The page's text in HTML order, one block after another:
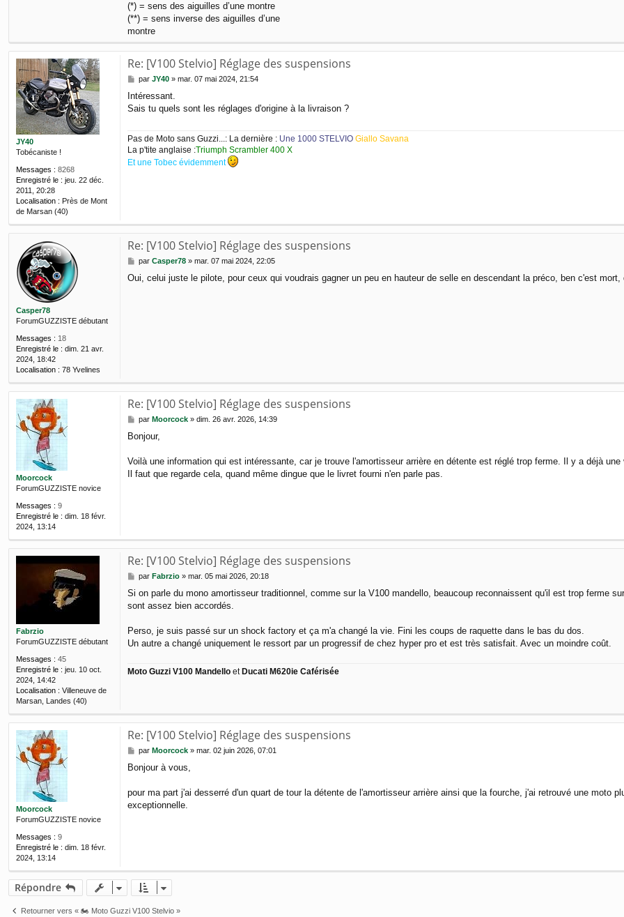
(*) = sens des aiguilles d’une montre
(**) = sens inverse des aiguilles d’une
montre
JY40
Tobécaniste !
Messages : 8268
Enregistré le : jeu. 22 déc.
2011, 20:28
Localisation : Près de Mont
de Marsan (40)
Re: [V100 Stelvio] Réglage des suspensions
M
s
s
e
par JY40» mar. 07 mai 2024, 21:54
Intéressant.
Sais tu quels sont les réglages d'origine à la livraison ?
Pas de Moto sans Guzzi...: La dernière : Une 1000 STELVIO Giallo Savana
La p'tite anglaise :Triumph Scrambler 400 X
Et une Tobec évidemment
Casper78
ForumGUZZISTE débutant
Messages : 18
Enregistré le : dim. 21 avr.
2024, 18:42
Localisation : 78 Yvelines
Re: [V100 Stelvio] Réglage des suspensions
M
s
par Casper78» mar. 07 mai 2024, 22:05
Oui, celui juste le pilote, pour ceux qui voudrais gagner un peu en hauteur de selle en descendant la préco, ben c'est
Moorcock
ForumGUZZISTE novice
Messages : 9
Enregistré le : dim. 18 févr.
2024, 13:14
Re: [V100 Stelvio] Réglage des suspensions
M
s
a
g
par Moorcock» dim. 26 avr. 2026, 14:39
Bonjour,
Voilà une information qui est intéressante, car je trouve l'amortisseur arrière en détente est réglé trop ferme. Il y a déjà
Il faut que regarde cela, quand même dingue que le livret fourni n'en parle pas.
Fabrzio
ForumGUZZISTE débutant
Messages : 45
Enregistré le : jeu. 10 oct.
2024, 14:42
Localisation : Villeneuve de
Marsan, Landes (40)
Re: [V100 Stelvio] Réglage des suspensions
M
s
s
g
par Fabrzio» mar. 05 mai 2026, 20:18
Si on parle du mono amortisseur traditionnel, comme sur la V100 mandello, beaucoup reconnaissent qu'il est trop ferme
sont assez bien accordés.
Perso, je suis passé sur un shock factory et ça m'a changé la vie. Fini les coups de raquette dans le bas du dos.
Un autre a changé uniquement le ressort par un progressif de chez hyper pro et est très satisfait. Avec un moindre coût.
Moto Guzzi V100 Mandello etDucati M620ie Caférisée
Moorcock
ForumGUZZISTE novice
Messages : 9
Enregistré le : dim. 18 févr.
2024, 13:14
Re: [V100 Stelvio] Réglage des suspensions
M
s
a
g
par Moorcock» mar. 02 juin 2026, 07:01
Bonjour à vous,
pour ma part j'ai desserré d'un quart de tour la détente de l'amortisseur arrière ainsi que la fourche, j'ai retrouvé une moto
exceptionnelle.
Répondre
Retourner vers « 🏍 Moto Guzzi V100 Stelvio »